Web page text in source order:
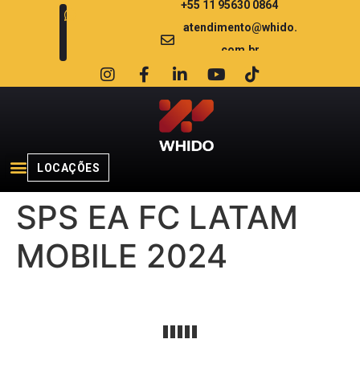
+55 11 95630 0864
atendimento@whido.
com.br
LOCAÇÕES
SPS EA FC LATAM
MOBILE 2024